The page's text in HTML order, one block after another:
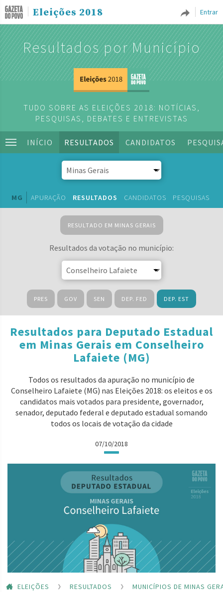
Entrar
Eleições 2018
Resultados por Município
TUDO SOBRE AS ELEIÇÕES 2018: NOTÍCIAS,
PESQUISAS, DEBATES E ENTREVISTAS
INÍCIO RESULTADOS CANDIDATOS
MG APURAÇÃO RESULTADOS CANDIDATOS PESQUISAS
RESULTADO EM MINAS GERAIS
Resultados da votação no município:
PRES GOV SEN DEP. FED DEP. EST
Resultados para Deputado Estadual
em Minas Gerais em Conselheiro
Lafaiete (MG)
Todos os resultados da apuração no município de
Conselheiro Lafaiete (MG) nas Eleições 2018: os eleitos e os
candidatos mais votados para presidente, governador,
senador, deputado federal e deputado estadual somando
todos os locais de votação da cidade
07/10/2018
ELEIÇÕES RESULTADOS
MUNICÍPIOS DE MINAS